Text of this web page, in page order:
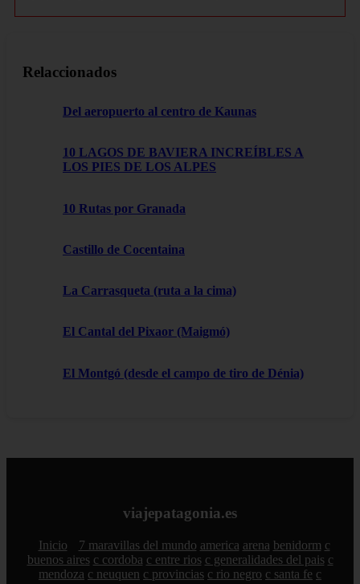
Relaccionados
Del aeropuerto al centro de Kaunas
10 LAGOS DE BAVIERA INCREÍBLES A
LOS PIES DE LOS ALPES
10 Rutas por Granada
Castillo de Cocentaina
La Carrasqueta (ruta a la cima)
El Cantal del Pixaor (Maigmó)
El Montgó (desde el campo de tiro de Dénia)
viajepatagonia.es
Inicio 7 maravillas del mundo america arena benidorm c
buenos aires c cordoba c entre rios c generalidades del pais c
mendoza c neuquen c provincias c rio negro c santa fe c